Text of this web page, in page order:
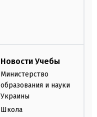
Новости Учебы
Министерство
образования и науки
Украины
Школа